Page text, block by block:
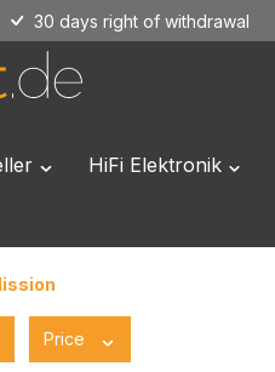
30 days right of withdrawal
Open or close the
HiFi Elektronik
Price